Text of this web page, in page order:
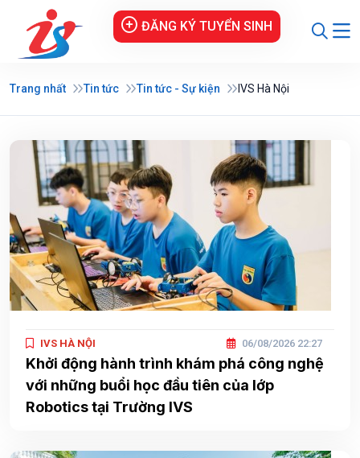
ĐĂNG KÝ TUYỂN SINH
Trang nhất Tin tức Tin tức - Sự kiện IVS Hà Nội
IVS HÀ NỘI 06/08/2026 22:27
Khởi động hành trình khám phá công nghệ
với những buổi học đầu tiên của lớp
Robotics tại Trường IVS